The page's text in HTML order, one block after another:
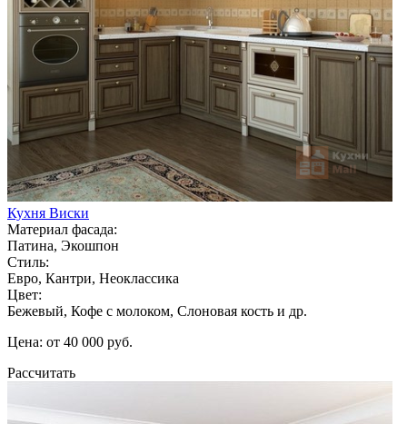
Кухня Виски
Материал фасада:
Патина, Экошпон
Стиль:
Евро, Кантри, Неоклассика
Цвет:
Бежевый, Кофе с молоком, Слоновая кость и др.
Цена: от 40 000 руб.
Рассчитать